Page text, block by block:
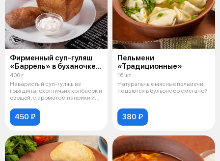
Фирменный суп-гуляш
«Баррель» в буханочке
хлеба
400 г
Наваристый суп-гуляш из
говядины, охотничьих колбасок и
овощей, с ароматом паприки и
450 ₽
Пельмени
«Традиционные»
16 шт
Натуральные мясные пельмени,
подаются в бульоне со сметаной
380 ₽